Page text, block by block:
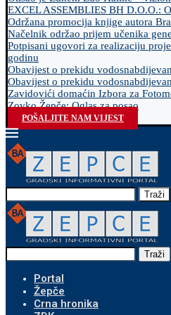
EXCEL ASSEMBLIES BH D.O.O.:
Održana promocija knjige autora
Načelnik održao prijem učenika
Potpisani ugovori za realizaciju
godinu
Obavijest o prekidu
Obavijest o prekidu
Zavidovići domaćin Izbora za
Zovko Žepče: Oglas za posao
POŠALJITE NAM VIJEST
Traži
Traži
Portal
Žepče
Crna hronika